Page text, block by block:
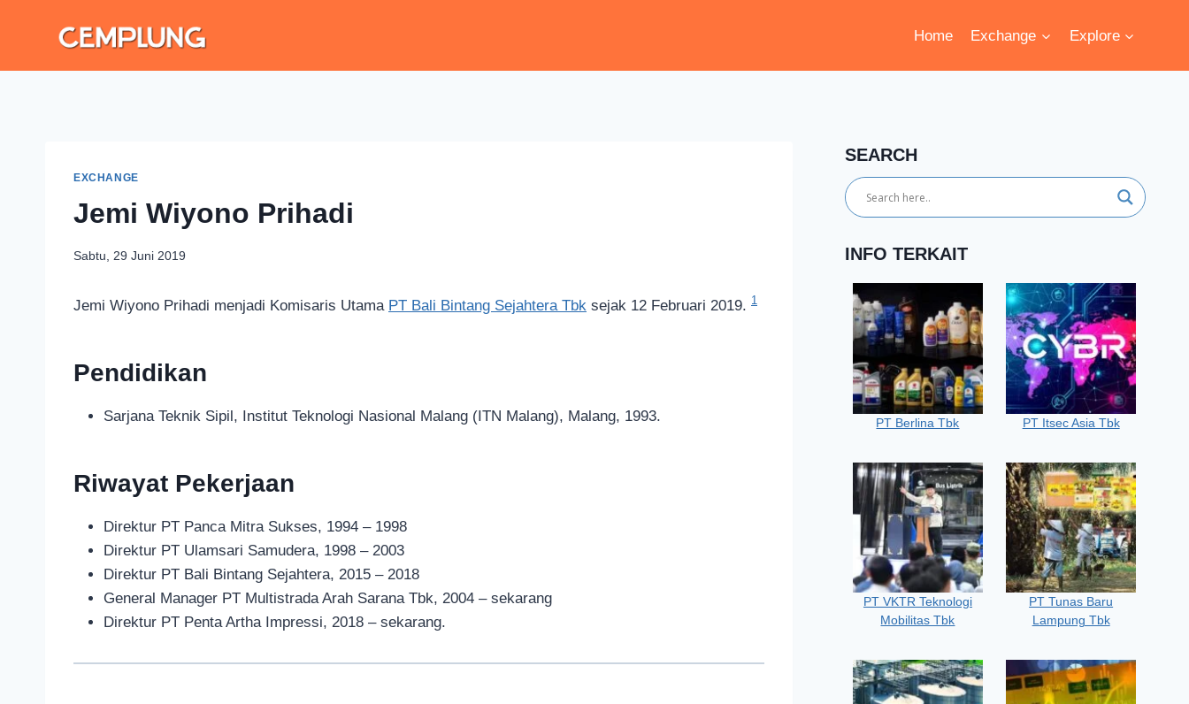
Home Exchange Explore
EXCHANGE
Jemi Wiyono Prihadi
Sabtu, 29 Juni 2019
Jemi Wiyono Prihadi menjadi Komisaris Utama PT Bali Bintang Sejahtera Tbk sejak 12 Februari 2019. 1
Pendidikan
Sarjana Teknik Sipil, Institut Teknologi Nasional Malang (ITN Malang), Malang, 1993.
Riwayat Pekerjaan
Direktur PT Panca Mitra Sukses, 1994 – 1998
Direktur PT Ulamsari Samudera, 1998 – 2003
Direktur PT Bali Bintang Sejahtera, 2015 – 2018
General Manager PT Multistrada Arah Sarana Tbk, 2004 – sekarang
Direktur PT Penta Artha Impressi, 2018 – sekarang.
SEARCH
INFO TERKAIT
PT Berlina Tbk PT Itsec Asia Tbk
PT VKTR Teknologi
Mobilitas Tbk
PT Tunas Baru
Lampung Tbk